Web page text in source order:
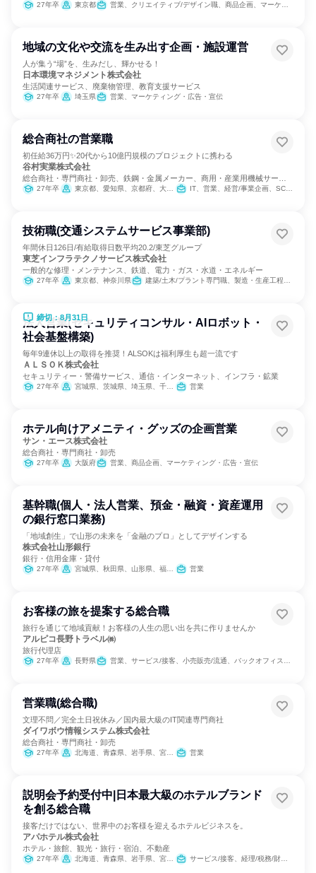
27年卒 東京都 営業、クリエイティブ/デザイン職、商品企画、マーケティング・広告・宣伝
地域の文化や交流を生み出す企画・施設運営
人が集う“場”を、生みだし、輝かせる！
日本環境マネジメント株式会社
生活関連サービス、廃棄物管理、教育支援サービス
27年卒 埼玉県 営業、マーケティング・広告・宣伝
総合商社の営業職
初任給36万円✨20代から10億円規模のプロジェクトに携わる
谷村実業株式会社
総合商社・専門商社・卸売、鉄鋼・金属メーカー、商用・産業用機械サービ
ス
27年卒 東京都、愛知県、京都府、大阪府、兵庫県 IT、営業、経営/事業企画、SCM/生産管理/購買/物流、バックオフィス・事務・受付、商品企画、マーケティング・広告・宣伝
技術職(交通システムサービス事業部)
年間休日126日/有給取得日数平均20.2/東芝グループ
東芝インフラテクノサービス株式会社
一般的な修理・メンテナンス、鉄道、電力・ガス・水道・エネルギー
27年卒 東京都、神奈川県 建築/土木/プラント専門職、製造・生産工程、営業
締切：8月31日
法人営業(セキュリティコンサル・AIロボット・
社会基盤構築)
毎年9連休以上の取得を推奨！ALSOKは福利厚生も超一流です
ＡＬＳＯＫ株式会社
セキュリティー・警備サービス、通信・インターネット、インフラ・鉱業
27年卒 宮城県、茨城県、埼玉県、千葉県、東京都、神奈川県、山梨県、長野県、静岡県、愛知県、滋賀県、京都府、大阪府、兵庫県、奈良県、和歌山県、岡山県、山口県、徳島県、香川県、高知県、福岡県、熊本県、大分県 営業
ホテル向けアメニティ・グッズの企画営業
サン・エース株式会社
総合商社・専門商社・卸売
27年卒 大阪府 営業、商品企画、マーケティング・広告・宣伝
基幹職(個人・法人営業、預金・融資・資産運用
の銀行窓口業務)
「地域創生」で山形の未来を「金融のプロ」としてデザインする
株式会社山形銀行
銀行・信用金庫・貸付
27年卒 宮城県、秋田県、山形県、福島県、栃木県、埼玉県、東京都 営業
お客様の旅を提案する総合職
旅行を通じて地域貢献！お客様の人生の思い出を共に作りませんか
アルピコ長野トラベル㈱
旅行代理店
27年卒 長野県 営業、サービス/接客、小売販売/流通、バックオフィス・事務・受付
営業職(総合職)
文理不問／完全土日祝休み／国内最大級のIT関連専門商社
ダイワボウ情報システム株式会社
総合商社・専門商社・卸売
27年卒 北海道、青森県、岩手県、宮城県、秋田県、山形県、福島県、茨城県、栃木県、群馬県、埼玉県、千葉県、東京都、神奈川県、新潟県、富山県、石川県、福井県、山梨県、長野県、岐阜県、静岡県、愛知県、三重県、滋賀県、京都府、大阪府、兵庫県、奈良県、和歌山県、鳥取県、島根県、岡山県、広島県、山口県、徳島県、香川県、愛媛県、高知県、福岡県、佐賀県、長崎県、熊本県、大分県、宮崎県、鹿児島県、沖縄県 営業
説明会予約受付中|日本最大級のホテルブランド
を創る総合職
接客だけではない、世界中のお客様を迎えるホテルビジネスを。
アパホテル株式会社
ホテル・旅館、観光・旅行・宿泊、不動産
27年卒 北海道、青森県、岩手県、宮城県、山形県、福島県、栃木県、群馬県、埼玉県、千葉県、東京都、神奈川県、新潟県、富山県、石川県、福井県、長野県、岐阜県、静岡県、愛知県、三重県、滋賀県、京都府、大阪府、兵庫県、奈良県、鳥取県、岡山県、広島県、香川県、愛媛県、福岡県、佐賀県、長崎県、熊本県、宮崎県、鹿児島県、沖縄県 サービス/接客、経理/税務/財務、人事、総務、広報/IR、経営/事業企画、営業、商品企画、マーケティング・広告・宣伝